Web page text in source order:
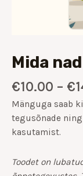
Mida
€10.00 – €
Mänguga saab
tegusõnade ning
kasutamist.
Toodet on